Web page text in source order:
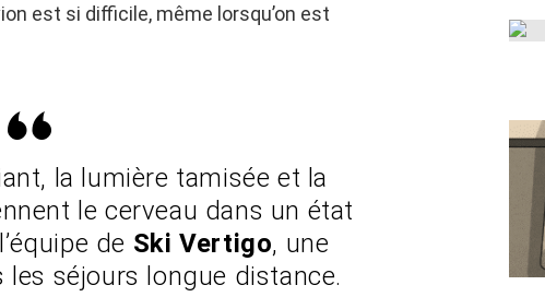
est si difficile, même lorsqu’on est
la lumière tamisée et la
le cerveau dans un état
de Ski Vertigo, une
les séjours longue distance.